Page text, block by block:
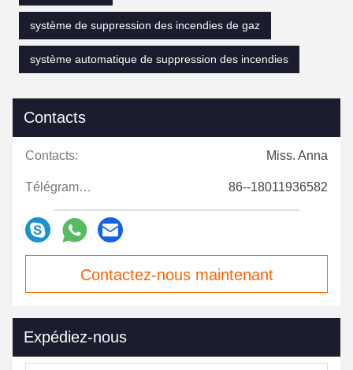
système de suppression des incendies de gaz
système automatique de suppression des incendies
Contacts
Contacts: Miss. Anna
Télégramme: 86--18011936582
Contactez-nous maintenant
Expédiez-nous